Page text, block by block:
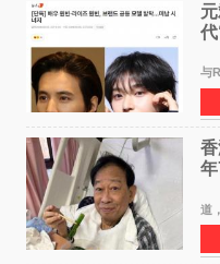
与
6
人
道
月
持